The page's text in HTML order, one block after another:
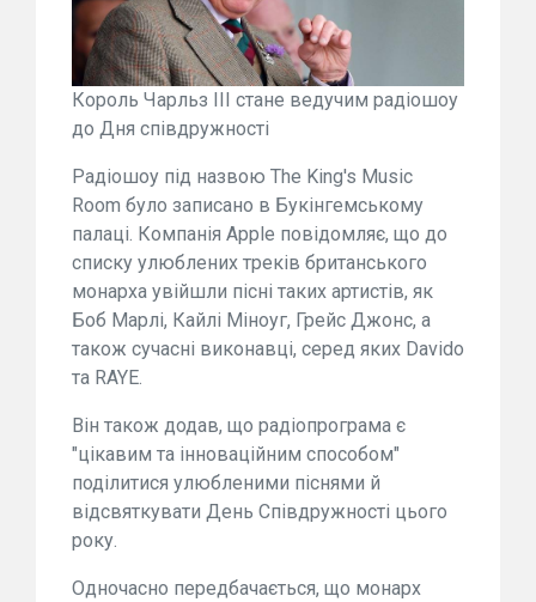
Король Чарльз III стане ведучим радіошоу
до Дня співдружності
Радіошоу під назвою The King's Music
Room було записано в Букінгемському
палаці. Компанія Apple повідомляє, що до
списку улюблених треків британського
монарха увійшли пісні таких артистів, як
Боб Марлі, Кайлі Міноуг, Грейс Джонс, а
також сучасні виконавці, серед яких Davido
та RAYE.
Він також додав, що радіопрограма є
"цікавим та інноваційним способом"
поділитися улюбленими піснями й
відсвяткувати День Співдружності цього
року.
Одночасно передбачається, що монарх